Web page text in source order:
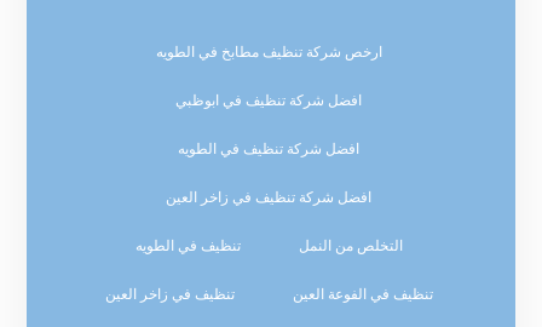
ارخص شركة تنظيف مطابخ في الطويه
افضل شركة تنظيف في ابوظبي
افضل شركة تنظيف في الطويه
افضل شركة تنظيف في زاخر العين
التخلص من النمل تنظيف في الطويه
تنظيف في الفوعة العين تنظيف في زاخر العين